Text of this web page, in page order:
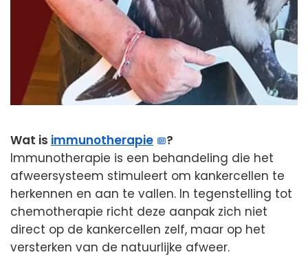
Wat is immunotherapie
?
Immunotherapie is een behandeling die het
afweersysteem stimuleert om kankercellen te
herkennen en aan te vallen. In tegenstelling tot
chemotherapie richt deze aanpak zich niet
direct op de kankercellen zelf, maar op het
versterken van de natuurlijke afweer.